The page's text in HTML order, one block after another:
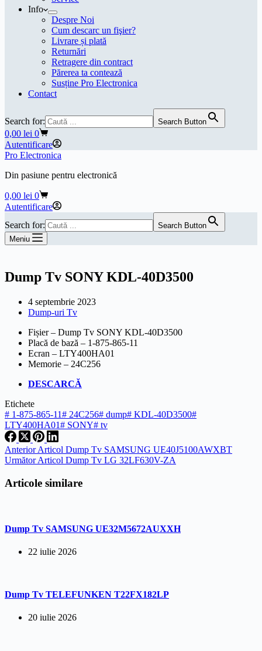
Info
Despre Noi
Cum descarc un fişier?
Livrare și plată
Returnări
Retragere din contract
Părerea ta contează
Susține Pro Electronica
Contact
Search for: Search Button
Coș
de
cumpărături
0,00 lei 0
Autentificare
Pro Electronica
Din pasiune pentru electronică
Coș
de
cumpărături
0,00 lei 0
Autentificare
Search for:
Search Button
Meniu
Dump Tv SONY KDL-40D3500
4 septembrie 2023
Dump-uri Tv
Fișier – Dump Tv SONY KDL-40D3500
Placă de bază – 1-875-865-11
Ecran – LTY400HA01
Memorie – 24C256
DESCARCĂ
Etichete
# 1-875-865-11# 24C256# dump# KDL-40D3500#
LTY400HA01# SONY# tv
AnteriorArticol Dump Tv SAMSUNG UE40J5100AWXBT
UrmătorArticol Dump Tv LG 32LF630V-ZA
Articole similare
Dump Tv SAMSUNG UE32M5672AUXXH
22 iulie 2026
Dump Tv TELEFUNKEN T22FX182LP
20 iulie 2026